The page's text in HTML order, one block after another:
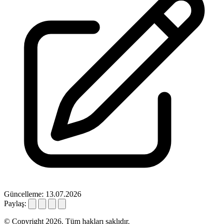
Güncelleme: 13.07.2026
Paylaş:
© Copyright 2026. Tüm hakları saklıdır.